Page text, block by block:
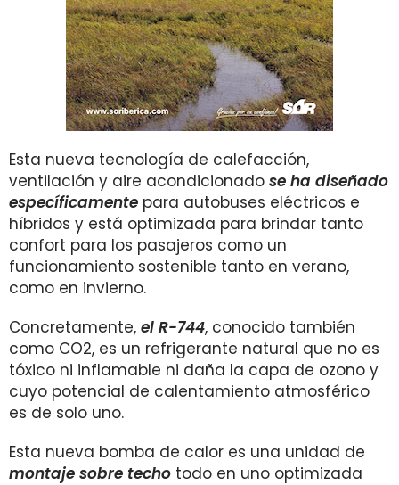
Esta nueva tecnología de calefacción,
ventilación y aire acondicionado se ha diseñado
específicamente para autobuses eléctricos e
híbridos y está optimizada para brindar tanto
confort para los pasajeros como un
funcionamiento sostenible tanto en verano,
como en invierno.
Concretamente, el R-744, conocido también
como CO2, es un refrigerante natural que no es
tóxico ni inflamable ni daña la capa de ozono y
cuyo potencial de calentamiento atmosférico
es de solo uno.
Esta nueva bomba de calor es una unidad de
montaje sobre techo todo en uno optimizada